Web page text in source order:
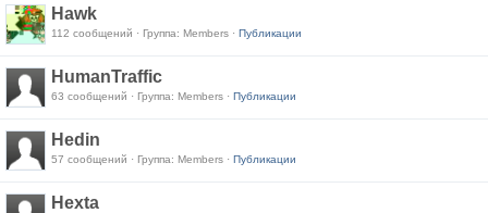
Hawk
112 сообщений · Группа: Members · Публикации
HumanTraffic
63 сообщений · Группа: Members · Публикации
Hedin
57 сообщений · Группа: Members · Публикации
Hexta